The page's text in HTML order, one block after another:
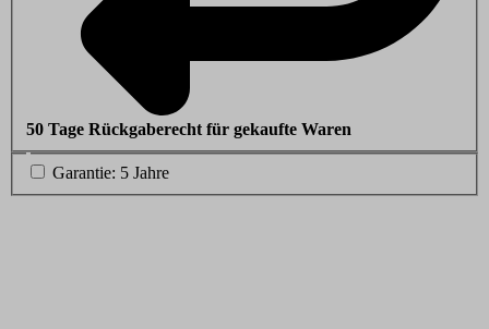
50 Tage Rückgaberecht für gekaufte Waren
Garantie: 5 Jahre